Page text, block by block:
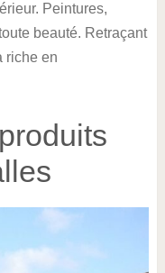
Peintures,
beauté. Retraçant
riche en